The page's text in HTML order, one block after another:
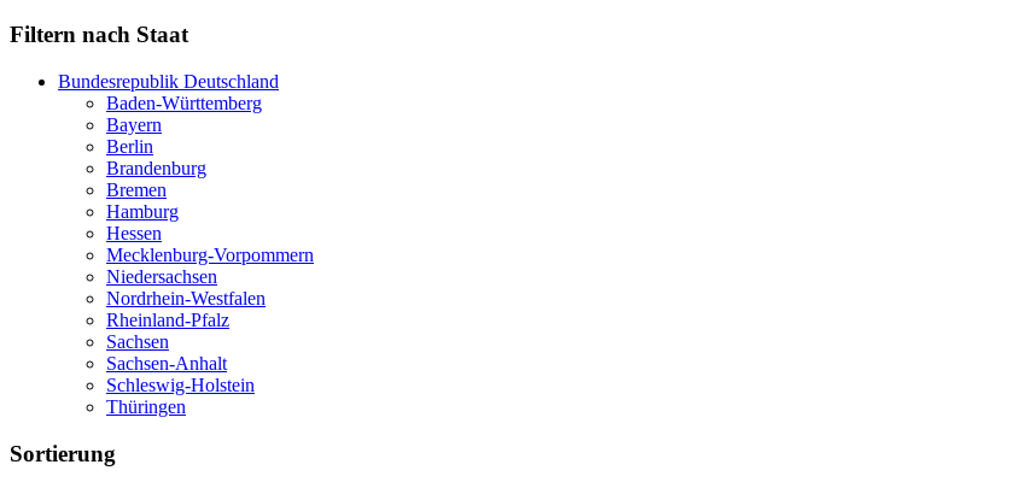
Filtern nach Staat
Bundesrepublik Deutschland
Baden-Württemberg
Bayern
Berlin
Brandenburg
Bremen
Hamburg
Hessen
Mecklenburg-Vorpommern
Niedersachsen
Nordrhein-Westfalen
Rheinland-Pfalz
Sachsen
Sachsen-Anhalt
Schleswig-Holstein
Thüringen
Sortierung